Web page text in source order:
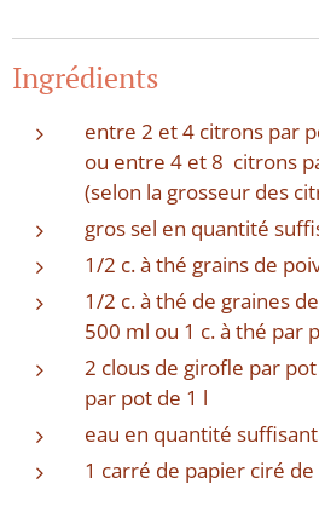
Ingrédients
entre 2 et 4 citrons par
ou entre 4 et 8 citrons
(selon la grosseur des
gros sel en quantité
1/2 c. à thé grains de
1/2 c. à thé de graines
500 ml ou 1 c. à thé par
2 clous de girofle par
par pot de 1 l
eau en quantité
1 carré de papier ciré de